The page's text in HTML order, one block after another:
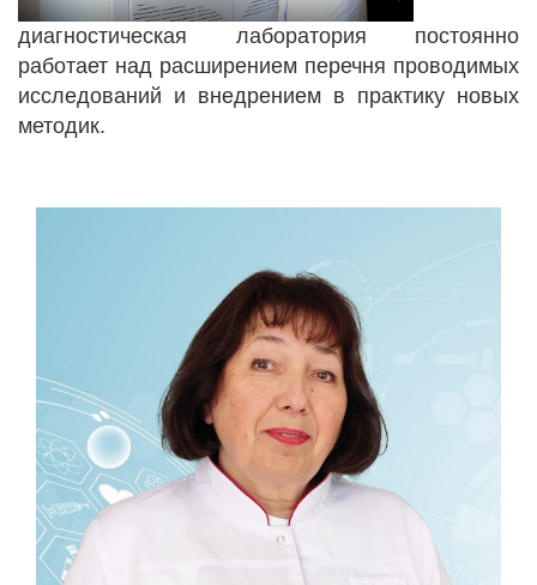
диагностическая лаборатория постоянно
работает над расширением перечня проводимых
исследований и внедрением в практику новых
методик.